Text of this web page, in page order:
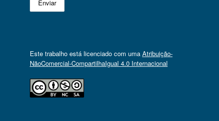
Este trabalho está licenciado com uma Atribuição-
NãoComercial-CompartilhaIgual 4.0 Internacional